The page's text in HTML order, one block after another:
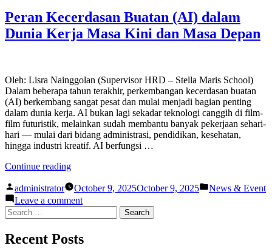
Sekolah”
Kesehatan
Mental
di
Lingkungan
Peran Kecerdasan Buatan (AI) dalam
Dunia Kerja Masa Kini dan Masa Depan
Oleh: Lisra Nainggolan (Supervisor HRD – Stella Maris School)
Dalam beberapa tahun terakhir, perkembangan kecerdasan buatan
(AI) berkembang sangat pesat dan mulai menjadi bagian penting
dalam dunia kerja. AI bukan lagi sekadar teknologi canggih di film-
film futuristik, melainkan sudah membantu banyak pekerjaan sehari-
hari — mulai dari bidang administrasi, pendidikan, kesehatan,
hingga industri kreatif. AI berfungsi …
Continue reading“Peran
Buatan
(AI)
dalam
Dunia
Masa
Posted
by
administrator October 9, 2025October 9, 2025
Posted
News & Event
Leave a commenton
Peran
Kecerdasan
(AI)
Search
for:
Recent Posts